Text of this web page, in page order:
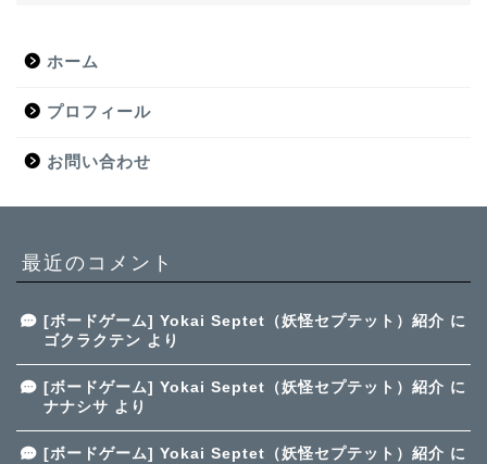
ホーム
プロフィール
お問い合わせ
最近のコメント
[ボードゲーム] Yokai Septet（妖怪セプテット）紹介 に
ゴクラクテン より
[ボードゲーム] Yokai Septet（妖怪セプテット）紹介 に
ナナシサ より
[ボードゲーム] Yokai Septet（妖怪セプテット）紹介 に